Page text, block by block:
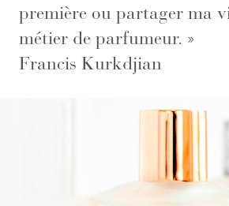
première ou partager ma
métier de parfumeur. »
Francis Kurkdjian